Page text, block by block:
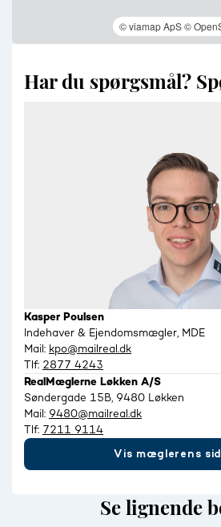
© viamap ApS©
Har du spørgsmål?
Kasper Poulsen
Indehaver & Ejendomsmægler, MDE
Mail: kpo@mailreal.dk
Tlf: 2877 4243
RealMæglerne Løkken A/S
Søndergade 15B, 9480 Løkken
Mail: 9480@mailreal.dk
Tlf: 7211 9114
Vis mæglerens
Se lignende